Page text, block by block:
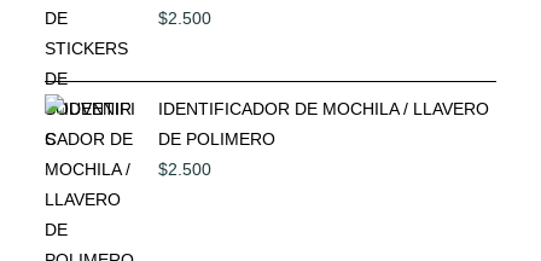
$2.500
IDENTIFICADOR DE MOCHILA / LLAVERO
DE POLIMERO
$2.500